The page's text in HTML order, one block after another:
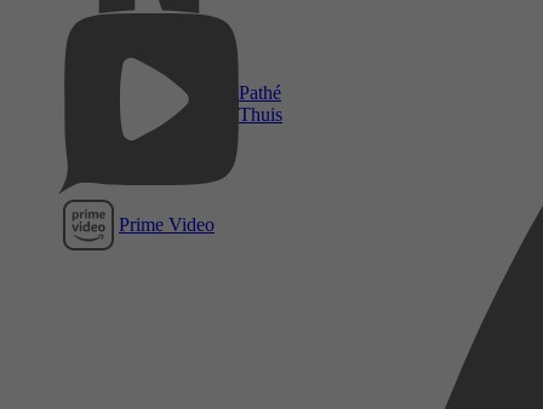
Pathé
Thuis
Prime Video